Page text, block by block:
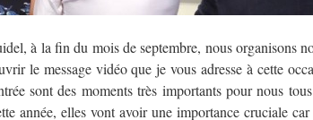
à la fin du mois de septembre, nous organisons
le message vidéo que je vous adresse à cette
sont des moments très importants pour nous
année, elles vont avoir une importance cruciale car